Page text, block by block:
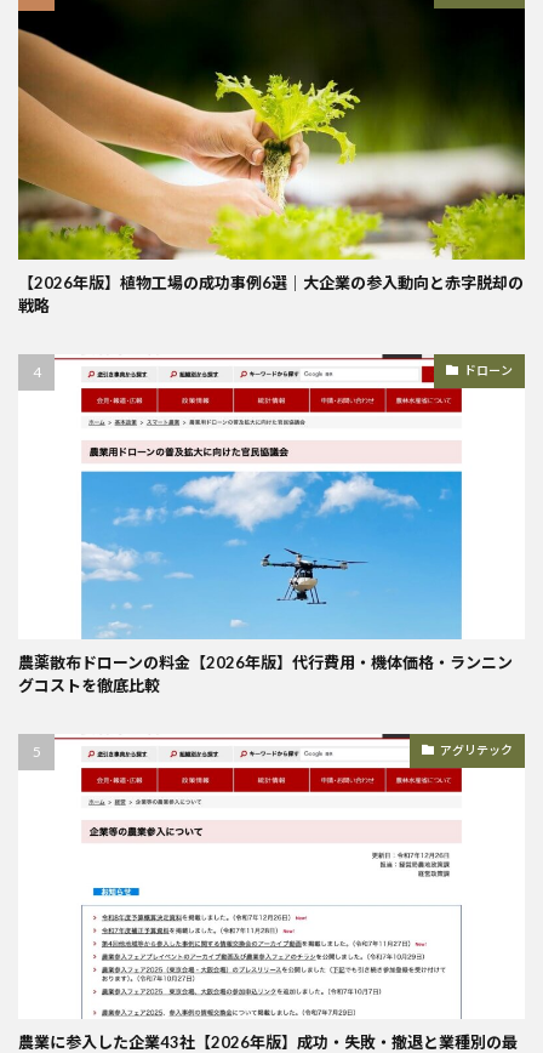
【2026年版】植物工場の成功事例6選｜大企業の参入動向と赤字脱却の
戦略
ドローン
農薬散布ドローンの料金【2026年版】代行費用・機体価格・ランニン
グコストを徹底比較
アグリテック
農業に参入した企業43社【2026年版】成功・失敗・撤退と業種別の最